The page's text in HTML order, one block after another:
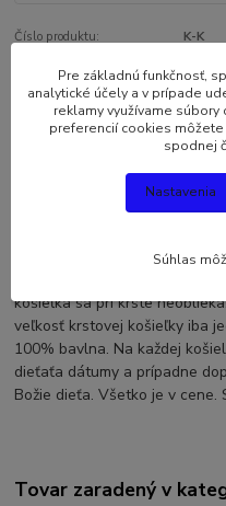
Číslo produktu: K-K
Kompletné špecifikácie
Kompletné špecifikácie
Krstová košieľka kríž so
košieľka sa pri krste
veľkosť krstovej košieľky iba
100% bavlna. Na každej
dieťaťa dátumy a prípadne
Božie dieťa. Všetko je v cene.
Tovar zaradený v
Pre základnú funkčnosť,
analytické účely a v prípade
reklamy využívame
preferencií cookies
spodnej
Nastavenia
Súhlas